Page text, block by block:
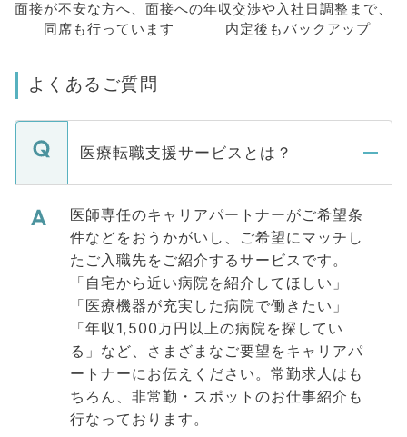
面接が不安な方へ、 面接への
同席も行っています
年収交渉や入社日調整まで、
内定後もバックアップ
よくあるご質問
医療転職支援サービスとは？
医師専任のキャリアパートナーがご希望条
件などをおうかがいし、ご希望にマッチし
たご入職先をご紹介するサービスです。
「自宅から近い病院を紹介してほしい」
「医療機器が充実した病院で働きたい」
「年収1,500万円以上の病院を探してい
る」など、さまざまなご要望をキャリアパ
ートナーにお伝えください。常勤求人はも
ちろん、非常勤・スポットのお仕事紹介も
行なっております。